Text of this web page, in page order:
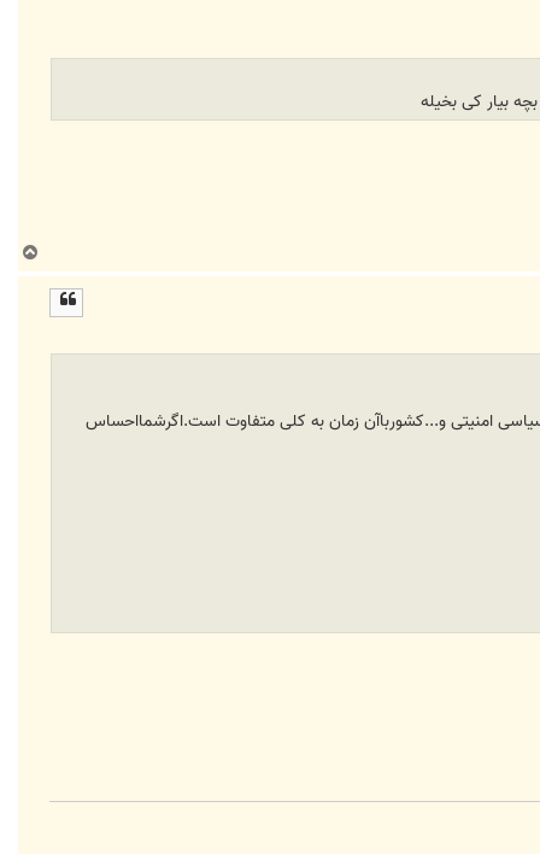
بیار کی بخیله
ا
اقتصادی فرهنگی سیاسی امنیتی و...کشورباآن زمان به کلی متفاوت است.اگرشمااحساس